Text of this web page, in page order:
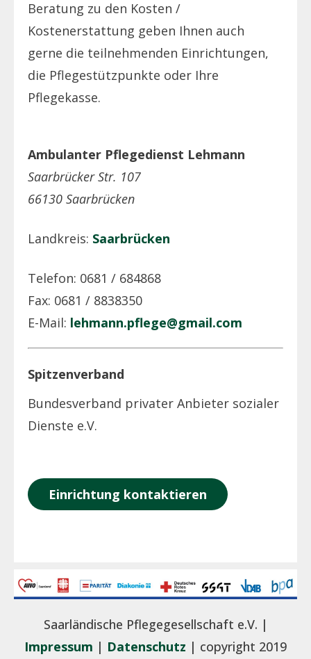
Beratung zu den Kosten /
Kostenerstattung geben Ihnen auch
gerne die teilnehmenden Einrichtungen,
die Pflegestützpunkte oder Ihre
Pflegekasse.
Ambulanter Pflegedienst Lehmann
Saarbrücker Str. 107
66130 Saarbrücken
Landkreis: Saarbrücken
Telefon: 0681 / 684868
Fax: 0681 / 8838350
E-Mail: lehmann.pflege@gmail.com
Spitzenverband
Bundesverband privater Anbieter sozialer
Dienste e.V.
Einrichtung kontaktieren
Saarländische Pflegegesellschaft e.V. |
Impressum | Datenschutz | copyright 2019